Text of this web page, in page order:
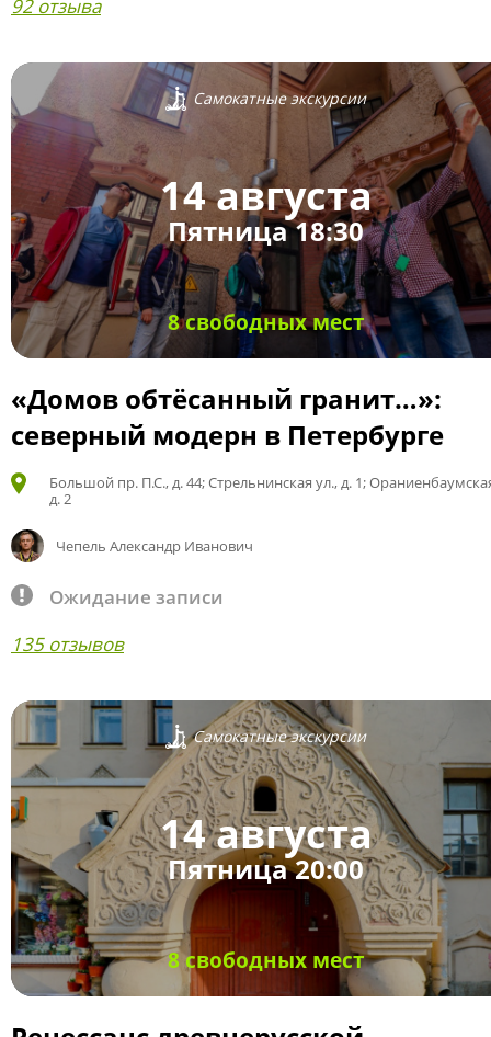
92 отзыва
Самокатные экскурсии
14 августа
Пятница 18:30
8 свободных мест
«Домов обтёсанный гранит…»:
северный модерн в Петербурге
Большой пр. П.С., д. 44; Стрельнинская ул., д. 1;
д. 2
Чепель Александр Иванович
Ожидание записи
135 отзывов
Самокатные экскурсии
14 августа
Пятница 20:00
8 свободных мест